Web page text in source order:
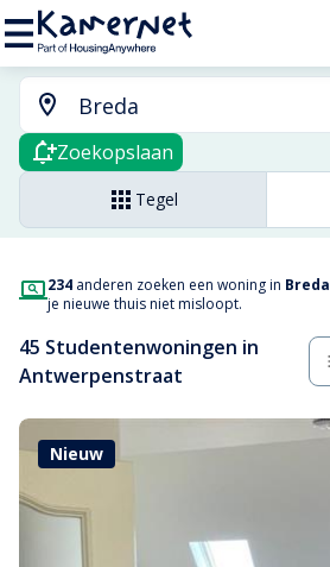
Zoekopslaan
Tegel
234 anderen zoeken een woning in Breda
je nieuwe thuis niet misloopt.
45 Studentenwoningen in
Antwerpenstraat
Nieuw